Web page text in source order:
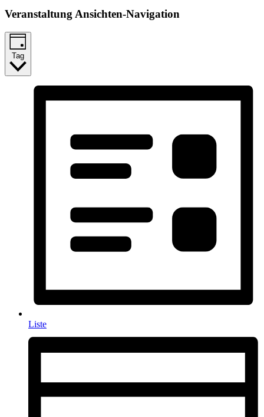
Veranstaltung Ansichten-Navigation
Tag
Liste